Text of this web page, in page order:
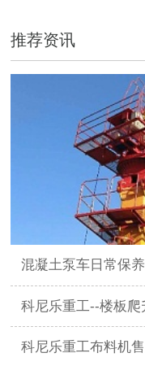
推荐资讯
混凝土泵车日常保
科尼乐重工--楼板
科尼乐重工布料机